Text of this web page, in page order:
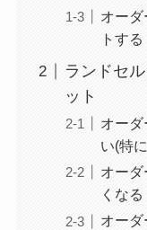
オー
トする
ランドセ
ット
オー
い(特
オー
くなる
オー